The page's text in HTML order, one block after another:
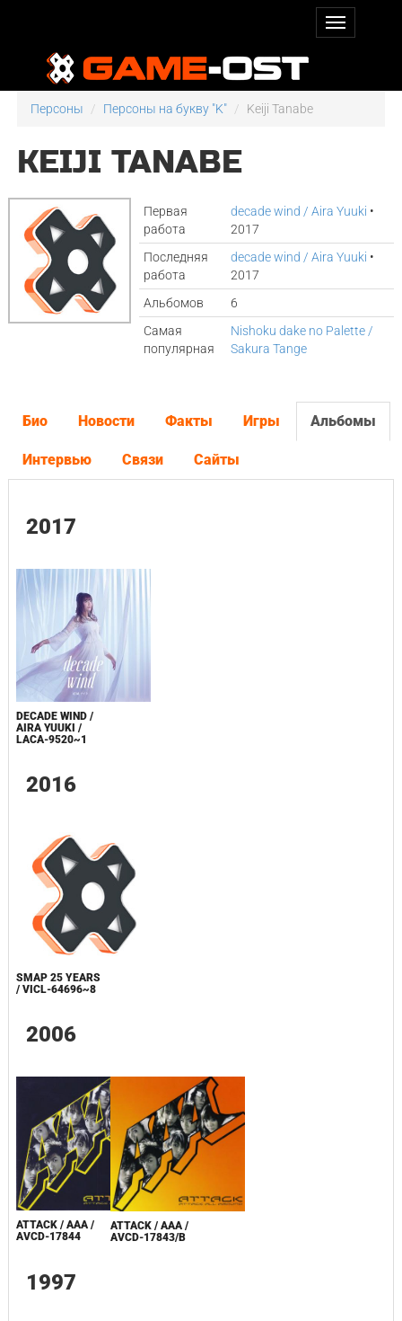
Персоны Персоны на букву "K" Keiji Tanabe
KEIJI TANABE
Первая
работа
decade wind / Aira Yuuki •
2017
Последняя
работа
decade wind / Aira Yuuki •
2017
Альбомов
6
Самая
популярная
Nishoku dake no Palette /
Sakura Tange
Био Новости Факты Игры Альбомы
Интервью Связи Сайты
2017
DECADE WIND /
AIRA YUUKI /
LACA-9520~1
2016
SMAP 25 YEARS
/ VICL-64696~8
2006
ATTACK / AAA /
AVCD-17844
ATTACK / AAA /
AVCD-17843/B
1997